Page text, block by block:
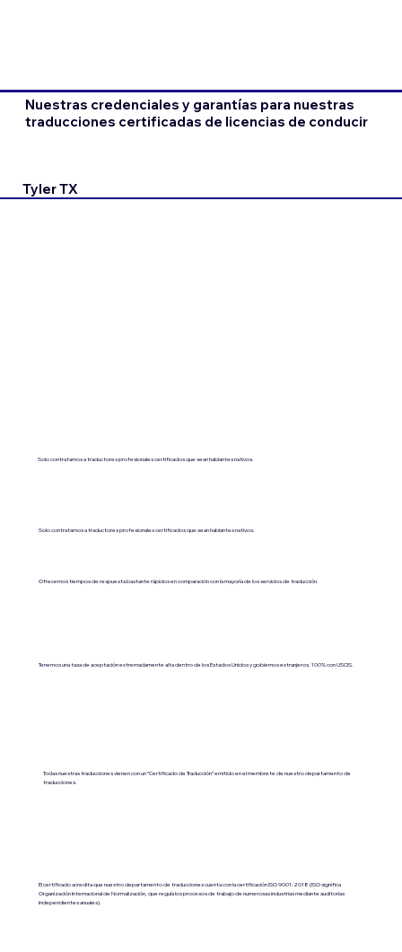
Solo contratamos a traductores profesionales certificados que sean hablantes nativos.
Solo contratamos a traductores profesionales certificados que sean hablantes nativos.
Ofrecemos tiempos de respuesta bastante rápidos en comparación con la mayoría de los servicios de traducción.
Tenemos una tasa de aceptación extremadamente alta dentro de los Estados Unidos y gobiernos extranjeros. 100% con USCIS.
Todas nuestras traducciones vienen con un “Certificado de Traducción” emitido en el membrete de nuestro departamento de
traducciones.
El certificado acredita que nuestro departamento de traducciones cuenta con la certificación ISO 9001:2018 (ISO significa
Organización Internacional de Normalización, que regula los procesos de trabajo de numerosas industrias mediante auditorías
independientes anuales).
Nuestras credenciales y garantías para nuestras
traducciones certificadas de licencias de conducir
Tyler TX